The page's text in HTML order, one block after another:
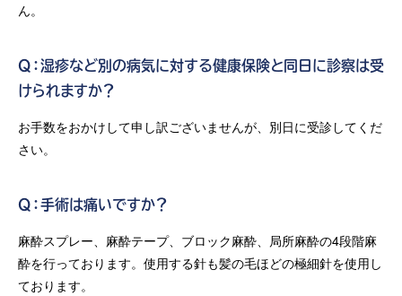
ん。
Q：湿疹など別の病気に対する健康保険と同日に診察は受
けられますか？
お手数をおかけして申し訳ございませんが、別日に受診してくだ
さい。
Q：手術は痛いですか？
麻酔スプレー、麻酔テープ、ブロック麻酔、局所麻酔の4段階麻
酔を行っております。使用する針も髪の毛ほどの極細針を使用し
ております。